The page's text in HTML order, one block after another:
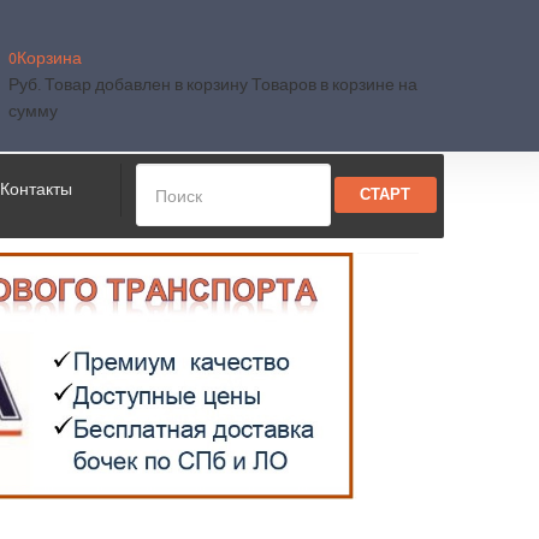
0Корзина
Руб. Товар добавлен в корзину Товаров в корзине на
сумму
Контакты